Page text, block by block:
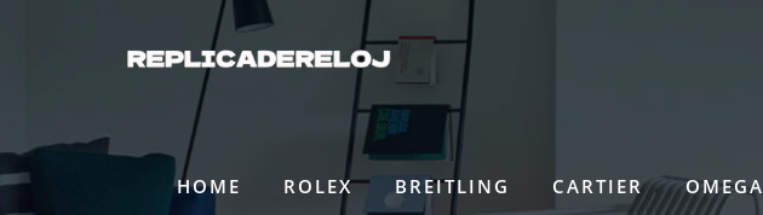
HOME ROLEX BREITLING CARTIER OMEGA